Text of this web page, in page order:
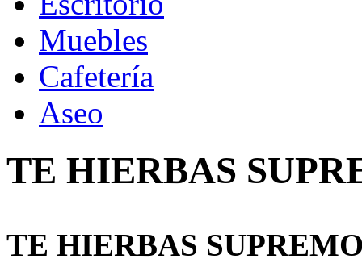
Muebles
Cafetería
Aseo
TE HIERBAS
TE HIERBAS